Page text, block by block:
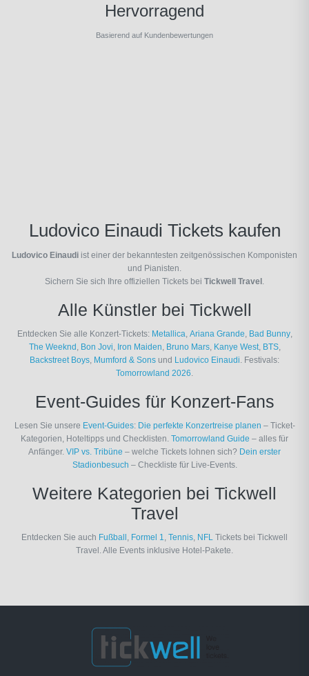
Hervorragend
Basierend auf Kundenbewertungen
Ludovico Einaudi Tickets kaufen
Ludovico Einaudi ist einer der bekanntesten zeitgenössischen Komponisten
und Pianisten.
Sichern Sie sich Ihre offiziellen Tickets bei Tickwell Travel
Alle Künstler bei Tickwell
Entdecken Sie alle Konzert-Tickets: Metallica Ariana Grande Bad Bunny,
The Weeknd Bon Jovi Iron Maiden Bruno Mars, Kanye West, BTS,
Backstreet Boys Mumford & Sons und Ludovico Einaudi . Festivals:
Tomorrowland 2026
Event-Guides für Konzert-Fans
Lesen Sie unsere Event-Guides: Die perfekte Konzertreise planen – Ticket-
Kategorien, Hoteltipps und Checklisten. Tomorrowland Guide – alles für
Anfänger. VIP vs. Tribüne – welche Tickets lohnen sich? Dein erster
Stadionbesuch – Checkliste für Live-Events.
Weitere Kategorien bei Tickwell
Travel
Entdecken Sie auch Fußball Formel 1 Tennis NFL Tickets bei Tickwell
Travel. Alle Events inklusive Hotel-Pakete.